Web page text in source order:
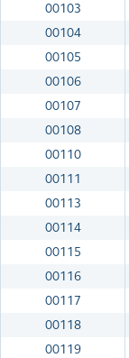
00103
00104
00105
00106
00107
00108
00110
00111
00113
00114
00115
00116
00117
00118
00119